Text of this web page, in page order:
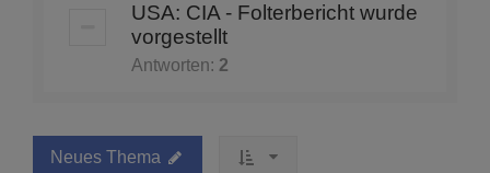
USA: CIA - Folterbericht wurde
vorgestellt
Antworten: 2
Neues Thema